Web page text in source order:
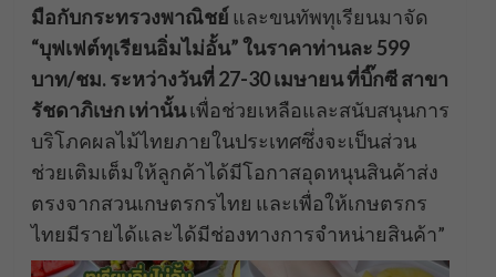
มือกับกระทรวงพาณิชย์ และขนทัพทุเรียนมาจัด
“บุฟเฟต์ทุเรียนอิ่มไม่อั้น” ในราคาท่านละ 599
บาท/ชม. ระหว่างวันที่ 27-30 เมษายน ที่บิ๊กซี สาขา
รัชดาภิเษก เท่านั้นเพื่อช่วยเหลือและสนับสนุนการ
บริโภคผลไม้ไทยภายในประเทศซึ่งจะเป็นส่วน
ช่วยเติมเต็มให้ลูกค้าได้มีโอกาสอุดหนุนสินค้าส่ง
ตรงจากสวนเกษตรกรไทย และเพื่อให้เกษตรกร
ไทยมีรายได้และได้มีช่องทางการจำหน่ายสินค้า”